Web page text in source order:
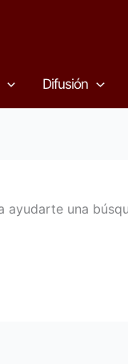
Difusión
ayudarte una